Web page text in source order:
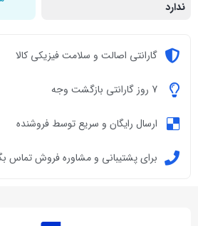
ندارد
گارانتی اصالت و سلامت فیزیکی کالا
7 روز گارانتی بازگشت وجه
ارسال رایگان و سریع توسط فروشنده
برای پشتیبانی و مشاوره فروش تماس بگیرید